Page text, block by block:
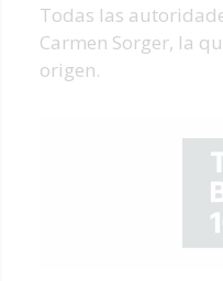
Todas las
Carmen Sorger, la
origen.